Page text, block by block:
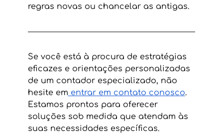
regras novas ou chancelar as antigas.
Se você está à procura de estratégias
eficazes e orientações personalizadas
de um contador especializado, não
hesite em entrar em contato conosco.
Estamos prontos para oferecer
soluções sob medida que atendam às
suas necessidades específicas.